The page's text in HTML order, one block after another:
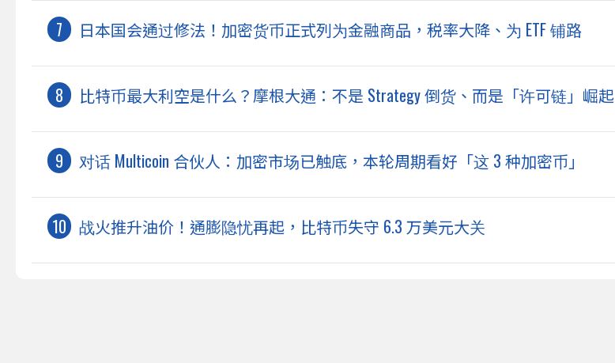
日本国会通过修法！加密货币正式列为金融商品，税率大降、为 ETF 铺路
比特币最大利空是什么？摩根大通：不是 Strategy 倒货、而是「许可链」崛起
对话 Multicoin 合伙人：加密市场已触底，本轮周期看好「这 3 种加密币」
战火推升油价！通膨隐忧再起，比特币失守 6.3 万美元大关